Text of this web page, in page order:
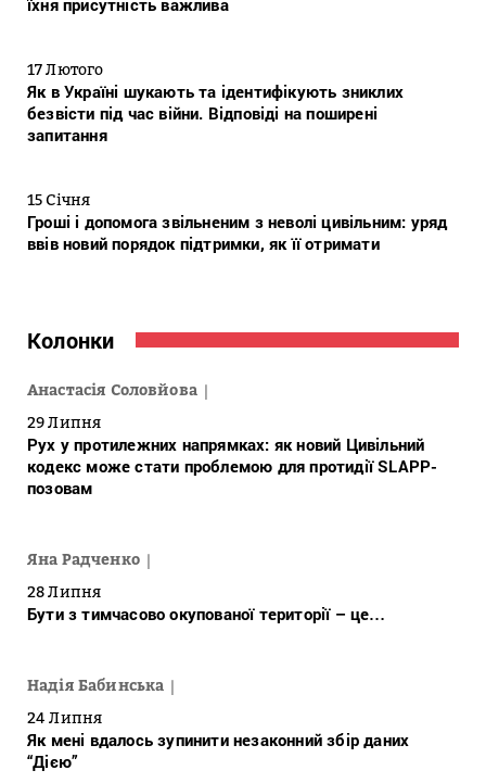
їхня присутність важлива
17 Лютого
Як в Україні шукають та ідентифікують зниклих
безвісти під час війни. Відповіді на поширені
запитання
15 Січня
Гроші і допомога звільненим з неволі цивільним: уряд
ввів новий порядок підтримки, як її отримати
Колонки
Анастасія Соловйова
29 Липня
Рух у протилежних напрямках: як новий Цивільний
кодекс може стати проблемою для протидії SLAPP-
позовам
Яна Радченко
28 Липня
Бути з тимчасово окупованої території – це…
Надія Бабинська
24 Липня
Як мені вдалось зупинити незаконний збір даних
“Дією”